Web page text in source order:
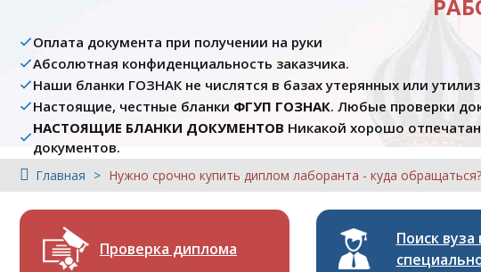
Оплата документа при получении на руки
Абсолютная конфиденциальность заказчика.
Наши бланки ГОЗНАК не числятся в базах утерянных или
Настоящие, честные бланки ФГУП ГОЗНАК. Любые проверки
НАСТОЯЩИЕ БЛАНКИ ДОКУМЕНТОВ Никакой хорошо
документов.
Главная Нужно срочно купить диплом лаборанта - куда обращаться?
Проверка диплома
Поиск вуза